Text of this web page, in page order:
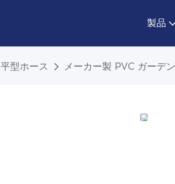
製品
平型ホース メーカー製 PVC ガーデ